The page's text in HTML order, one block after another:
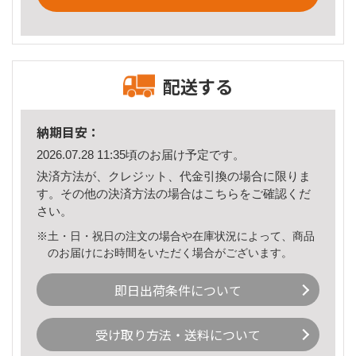
配送する
納期目安：
2026.07.28 11:35頃のお届け予定です。
決済方法が、クレジット、代金引換の場合に限りま
す。その他の決済方法の場合はこちら をご確認くだ
さい。
※土・日・祝日の注文の場合や在庫状況によって、商品
のお届けにお時間をいただく場合がございます。
即日出荷条件について
受け取り方法・送料について